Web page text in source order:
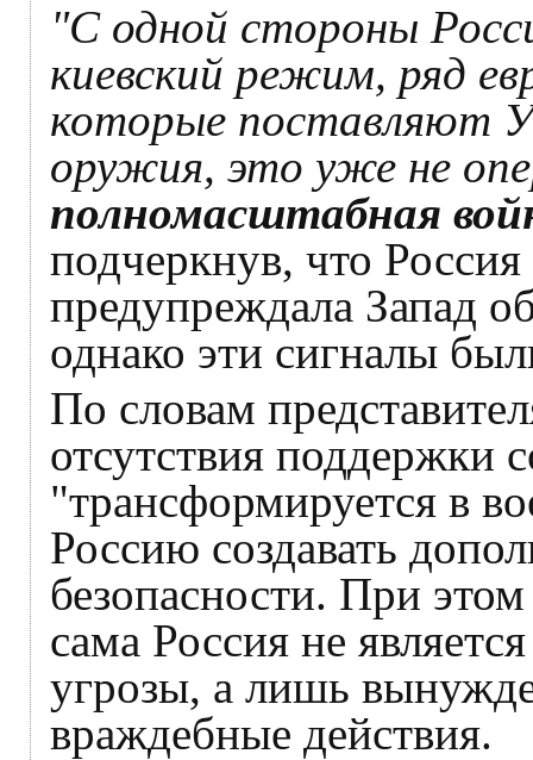
"С одной стороны
киевский режим, ряд
которые поставляют
оружия, это уже не
полномасштабная
подчеркнув, что
предупреждала Запад
однако эти сигналы
По словам
отсутствия
"трансформируется в
Россию создавать
безопасности. При
сама Россия не
угрозы, а лишь
враждебные действия.